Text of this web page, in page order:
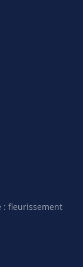
: fleurissement